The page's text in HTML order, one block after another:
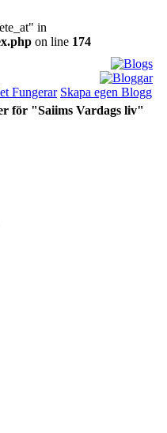
in
on line 174
Fungerar Skapa egen Blogg
för "Saiims Vardags liv"